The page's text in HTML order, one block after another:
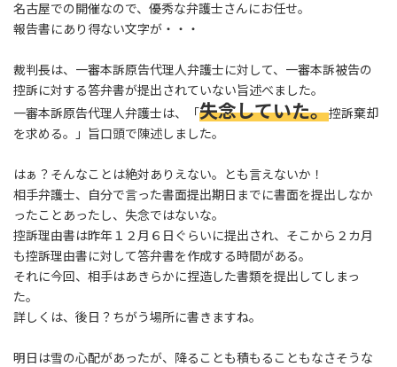
名古屋での開催なので、優秀な弁護士さんにお任せ。
報告書にあり得ない文字が・・・
裁判長は、一審本訴原告代理人弁護士に対して、一審本訴被告の
控訴に対する答弁書が提出されていない旨述べました。
一審本訴原告代理人弁護士は、「失念していた。控訴棄却
を求める。」旨口頭で陳述しました。
はぁ？そんなことは絶対ありえない。とも言えないか！
相手弁護士、自分で言った書面提出期日までに書面を提出しなか
ったことあったし、失念ではないな。
控訴理由書は昨年１２月６日ぐらいに提出され、そこから２カ月
も控訴理由書に対して答弁書を作成する時間がある。
それに今回、相手はあきらかに捏造した書類を提出してしまっ
た。
詳しくは、後日？ちがう場所に書きますね。
明日は雪の心配があったが、降ることも積もることもなさそうな